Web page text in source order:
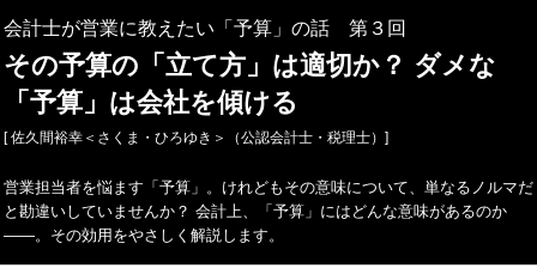
会計士が営業に教えたい「予算」の話 第３回
その予算の「立て方」は適切か？ ダメな
「予算」は会社を傾ける
[ 佐久間裕幸＜さくま・ひろゆき＞（公認会計士・税理士）]
営業担当者を悩ます「予算」。けれどもその意味について、単なるノルマだ
と勘違いしていませんか？ 会計上、「予算」にはどんな意味があるのか
――。その効用をやさしく解説します。